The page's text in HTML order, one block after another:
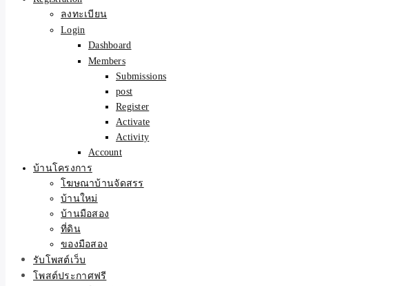
ลงทะเบียน
Login
Dashboard
Members
Submissions
post
Register
Activate
Activity
Account
บ้านโครงการ
โฆษณาบ้านจัดสรร
บ้านใหม่
บ้านมือสอง
ที่ดิน
ของมือสอง
รับโพสต์เว็บ
โพสต์ประกาศฟรี